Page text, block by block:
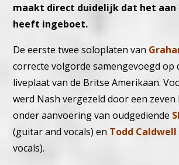
maakt direct duidelijk dat het
heeft ingeboet.
De eerste twee soloplaten van
correcte volgorde samengevoegd op
liveplaat van de Britse Amerikaan.
werd Nash vergezeld door een
onder aanvoering van oudgediende
(guitar and vocals) en Todd Caldwell
vocals).